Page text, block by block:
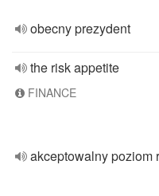
obecny prezydent
the risk appetite
FINANCE
akceptowalny poziom